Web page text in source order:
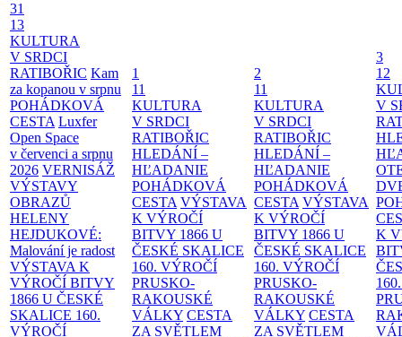
31
13
KULTURA
V SRDCI
RATIBOŘIC Kam
za kopanou v srpnu
POHÁDKOVÁ
CESTA Luxfer
Open Space
v červenci a srpnu
2026 VERNISÁŽ
VÝSTAVY
OBRAZŮ
HELENY
HEJDUKOVÉ:
Malování je radost
VÝSTAVA K
VÝROČÍ BITVY
1866 U ČESKÉ
SKALICE 160.
VÝROČÍ
1
11
KULTURA
V SRDCI
RATIBOŘIC
HLEDÁNÍ –
HĽADANIE
POHÁDKOVÁ
CESTA VÝSTAVA
K VÝROČÍ
BITVY 1866 U
ČESKÉ SKALICE
160. VÝROČÍ
PRUSKO-
RAKOUSKÉ
VÁLKY CESTA
ZA SVĚTLEM
2
11
KULTURA
V SRDCI
RATIBOŘIC
HLEDÁNÍ –
HĽADANIE
POHÁDKOVÁ
CESTA VÝSTAVA
K VÝROČÍ
BITVY 1866 U
ČESKÉ SKALICE
160. VÝROČÍ
PRUSKO-
RAKOUSKÉ
VÁLKY CESTA
ZA SVĚTLEM
3
12
V
K